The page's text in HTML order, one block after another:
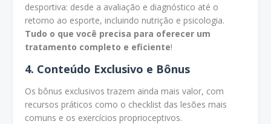
desportiva: desde a avaliação e diagnóstico até o
retorno ao esporte, incluindo nutrição e psicologia.
Tudo o que você precisa para oferecer um
tratamento completo e eficiente!
4. Conteúdo Exclusivo e Bônus
Os bônus exclusivos trazem ainda mais valor, com
recursos práticos como o checklist das lesões mais
comuns e os exercícios proprioceptivos.